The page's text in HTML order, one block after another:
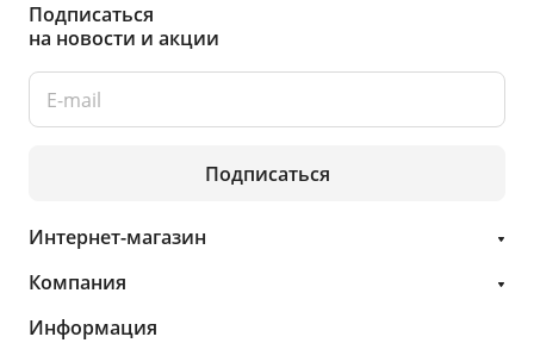
Подписаться
на новости и акции
Подписаться
Интернет-магазин
Компания
Информация